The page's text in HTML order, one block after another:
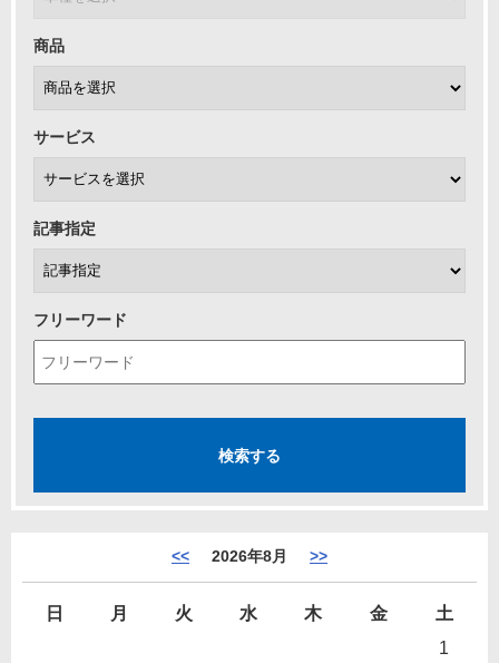
商品
サービス
記事指定
フリーワード
<< 2026年8月 >>
日 月 火 水 木 金
土
1